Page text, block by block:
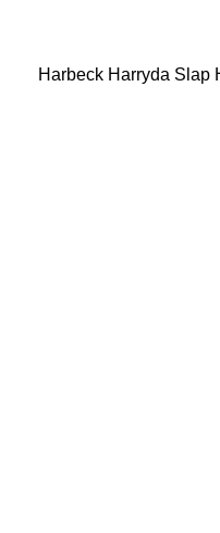
Harbeck Harryda Slap